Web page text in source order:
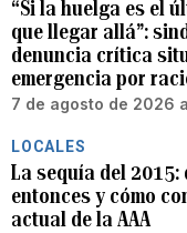
“Si la huelga es el
que llegar allá”:
denuncia crítica
emergencia por
7 de agosto de 2026
LOCALES
La sequía del 2015:
entonces y cómo
actual de la AAA